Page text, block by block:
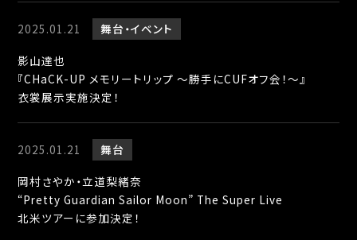
2025.01.21 舞台 イベント
影山達也
『CHaCK-UP メモリートリップ ～勝手にCUFオフ会！～』
衣裳展示実施決定！
2025.01.21
舞台
岡村さやか・立道梨緒奈
“Pretty Guardian Sailor Moon” The Super Live
北米ツアーに参加決定！